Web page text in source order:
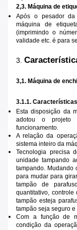
2,3. Máquina de
Após o pesador da
máquina de
(imprimindo o
validade etc. é para
3.
3,1. Máquina de
3.1.1.
Esta disposição da
adotou o projeto
funcionamento.
A relação da
sistema inteiro da
Tecnologia precisa
unidade tampando
tampando. Mudando
para mudar para
tampão de
quantitativo,
tampão esteja
tampão seja seguro e
Com a função de
condição da